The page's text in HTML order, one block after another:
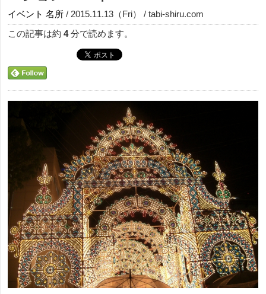
イベント 名所 / 2015.11.13（Fri） / tabi-shiru.com
この記事は約 4分で読めます。